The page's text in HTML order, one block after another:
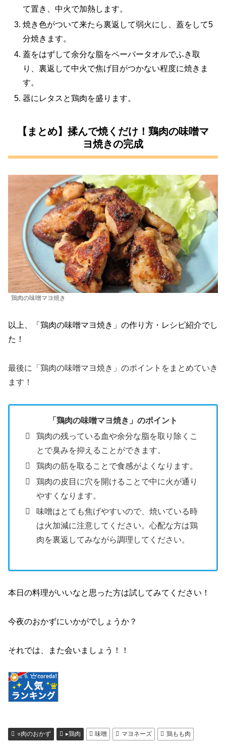
て置き、中火で加熱します。
焼き色がついて来たら裏返して弱火にし、蓋をして5
分焼きます。
蓋をはずして余分な脂をペーパータオルでふき取
り、裏返して中火で焦げ目がつかない程度に焼きま
す。
器にレタスと鶏肉を盛ります。
【まとめ】揉んで焼くだけ！鶏肉の味噌マ
ヨ焼きの完成
鶏肉の味噌マヨ焼き
以上、「鶏肉の味噌マヨ焼き」の作り方・レシピ紹介でし
た！
最後に「鶏肉の味噌マヨ焼き」のポイントをまとめていき
ます！
「鶏肉の味噌マヨ焼き」のポイント
鶏肉の残っている血や余分な脂を取り除くこ
とで臭みを抑えることができます。
鶏肉の筋を取ることで食感がよくなります。
鶏肉の皮目に穴を開けることで中に火が通り
やすくなります。
味噌はとても焦げやすいので、焼いている時
は火加減に注意してください。心配な方は鶏
肉を裏返してみながら調理してください。
本日の料理がいいなと思った方は試してみてください！
今夜のおかずにいかがでしょうか？
それでは、また会いましょう！！
○肉のおかず ▸鶏肉 味噌 マヨネーズ 鶏もも肉